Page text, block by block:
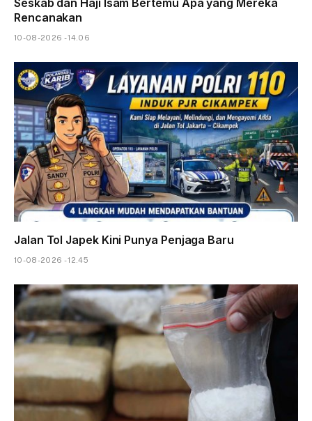
Rencanakan
10-08-2026 - 14.06
Jalan Tol Japek Kini Punya Penjaga Baru
10-08-2026 - 12.45